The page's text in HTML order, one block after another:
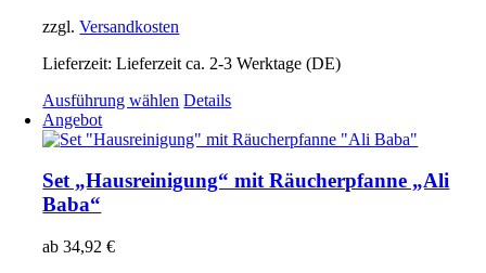
Produktseite
werden
zzgl.Versandkosten
Lieferzeit:Lieferzeit ca. 2-3 Werktage (DE)
Ausführung wählen Dieses
weist
Varianten
auf.
Details
Angebot
Set „Hausreinigung“ mit Räucherpfanne „Ali
Baba“
ab34,92€